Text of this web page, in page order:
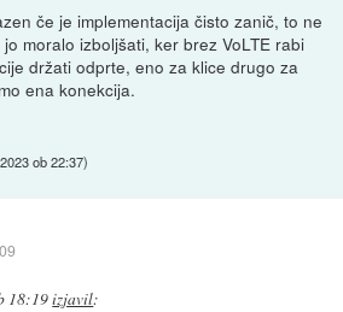
če je implementacija čisto zanič, to ne
moralo izboljšati, ker brez VoLTE rabi
držati odprte, eno za klice drugo za
ena konekcija.
ob 22:37)
18:19izjavil: